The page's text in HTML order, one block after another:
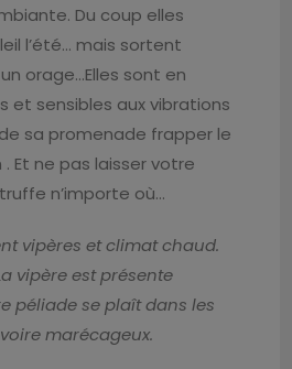
Du coup elles
l’été… mais sortent
orage…Elles sont en
et sensibles aux vibrations
sa promenade frapper le
Et ne pas laisser votre
n’importe où…
vipères et climat chaud.
vipère est présente
péliade se plaît dans les
marécageux.